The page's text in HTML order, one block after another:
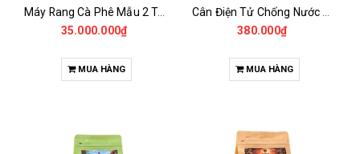
Máy Rang Cà Phê Mẫu 2 Trống Rang (500+500gr)
35.000.000₫
MUA HÀNG
380.000₫
MUA HÀNG